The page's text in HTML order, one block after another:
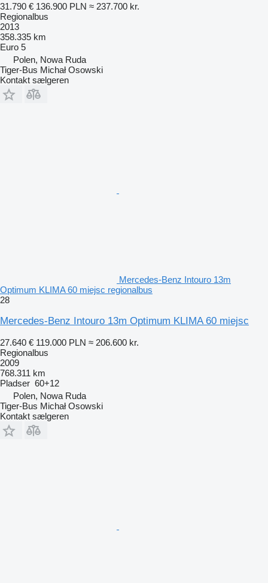
31.790 € 136.900 PLN ≈ 237.700 kr.
Regionalbus
2013
358.335 km
Euro 5
Polen, Nowa Ruda
Tiger-Bus Michał Osowski
Kontakt sælgeren
Mercedes-Benz Intouro 13m
Optimum KLIMA 60 miejsc regionalbus
28
Mercedes-Benz Intouro 13m Optimum KLIMA 60 miejsc
27.640 € 119.000 PLN ≈ 206.600 kr.
Regionalbus
2009
768.311 km
Pladser 60+12
Polen, Nowa Ruda
Tiger-Bus Michał Osowski
Kontakt sælgeren